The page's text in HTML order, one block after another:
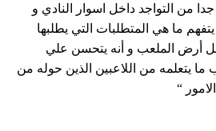
من التواجد داخل اسوار النادي و
ما هي المتطلبات التي يطلبها
أرض الملعب و أنه يتحسن علي
ما يتعلمه من اللاعبين الذين حوله من
“